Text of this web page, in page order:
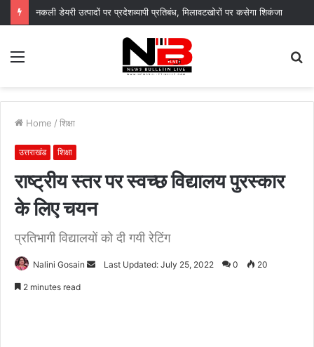
नकली डेयरी उत्पादों पर प्रदेशव्यापी प्रतिबंध, मिलावटखोरों पर कसेगा शिकंजा
Menu
Home / शिक्षा
उत्तराखंड शिक्षा
राष्ट्रीय स्तर पर स्वच्छ विद्यालय पुरस्कार
के लिए चयन
प्रतिभागी विद्यालयों को दी गयी रेटिंग
Nalini Gosain
SendLast Updated: July 25, 2022 0 20
2 minutes read